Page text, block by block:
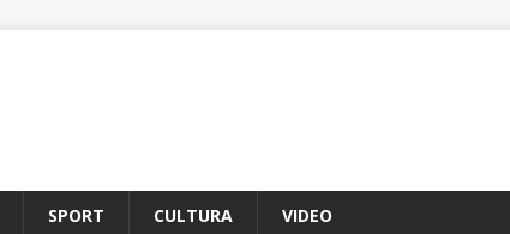
SPORT CULTURA VIDEO